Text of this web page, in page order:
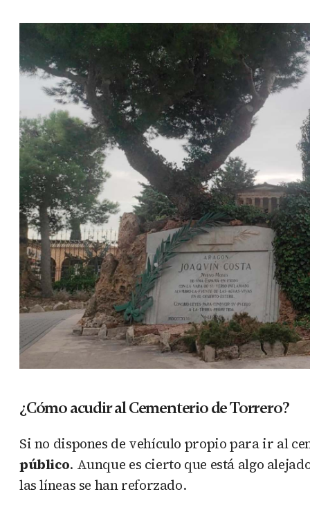
¿Cómo acudir al Cementerio de Torrero?
Si no dispones de vehículo propio para ir al
público. Aunque es cierto que está algo
las líneas se han reforzado.